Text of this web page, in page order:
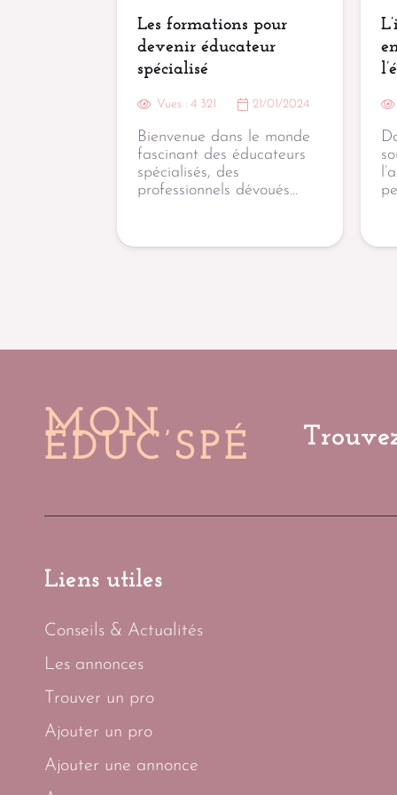
Les formations pour
devenir éducateur
spécialisé
Vues : 4 321 21/01/2024
Bienvenue dans le monde
fascinant des éducateurs
spécialisés, des
professionnels dévoués…
MON
ÉDUC’SPÉ
Liens utiles
Conseils & Actualités
Les annonces
Trouver un pro
Ajouter un pro
Ajouter une annonce